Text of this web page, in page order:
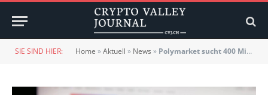
SIE SIND HIER: Home »Aktuell » News » Polymarket sucht 400 Millionen USD Finanzierung bei 15 Milliarden Bewertung